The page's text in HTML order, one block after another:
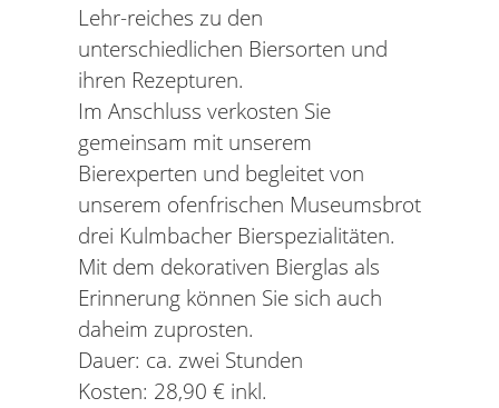
Lehr-reiches zu den
unterschiedlichen Biersorten und
ihren Rezepturen.
Im Anschluss verkosten Sie
gemeinsam mit unserem
Bierexperten und begleitet von
unserem ofenfrischen Museumsbrot
drei Kulmbacher Bierspezialitäten.
Mit dem dekorativen Bierglas als
Erinnerung können Sie sich auch
daheim zuprosten.
Dauer: ca. zwei Stunden
Kosten: 28,90 € inkl.